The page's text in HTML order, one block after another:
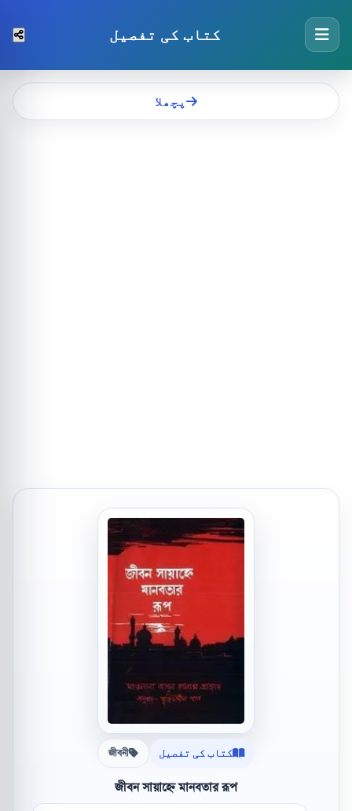
کتاب کی تفصیل
پچھلا
کتاب کی تفصیل জীবনী
জীবন সায়াহ্নে মানবতার রূপ